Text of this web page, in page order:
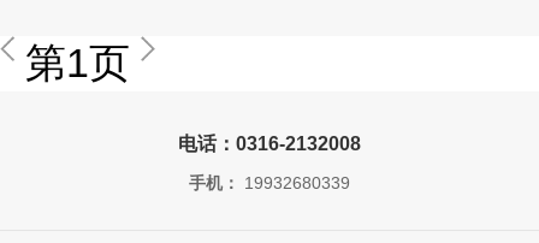
第1页
电话：0316-2132008
手机： 19932680339